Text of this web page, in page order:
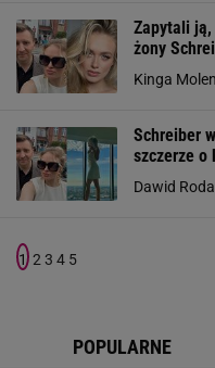
Zapytali ją,
żony
Kinga
Schreiber
szczerze o
Dawid
1 2 3 4 5
POPULARNE